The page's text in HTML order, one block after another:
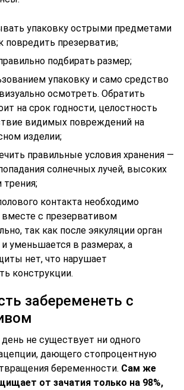
упаковку острыми предметами
повредить презерватив;
подбирать размер;
упаковку и само средство
осмотреть. Обратить
на срок годности, целостность
видимых повреждений на
изделии;
правильные условия хранения —
солнечных лучей, высоких
трения;
контакта необходимо
вместе с презервативом
так как после эякуляции орган
уменьшается в размерах, а
нет, что нарушает
конструкции.
забеременеть с
не существует ни одного
дающего стопроцентную
беременности. Сам же
от зачатия только на 98%,